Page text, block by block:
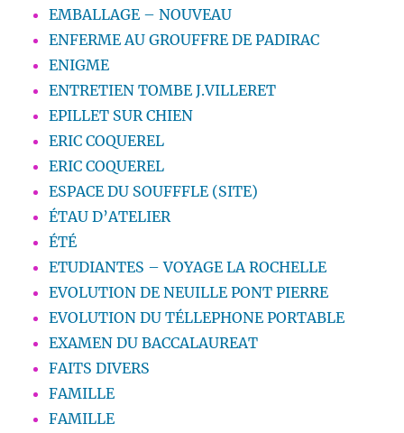
EMBALLAGE – NOUVEAU
ENFERME AU GROUFFRE DE PADIRAC
ENIGME
ENTRETIEN TOMBE J.VILLERET
EPILLET SUR CHIEN
ERIC COQUEREL
ERIC COQUEREL
ESPACE DU SOUFFFLE (SITE)
ÉTAU D’ATELIER
ÉTÉ
ETUDIANTES – VOYAGE LA ROCHELLE
EVOLUTION DE NEUILLE PONT PIERRE
EVOLUTION DU TÉLLEPHONE PORTABLE
EXAMEN DU BACCALAUREAT
FAITS DIVERS
FAMILLE
FAMILLE